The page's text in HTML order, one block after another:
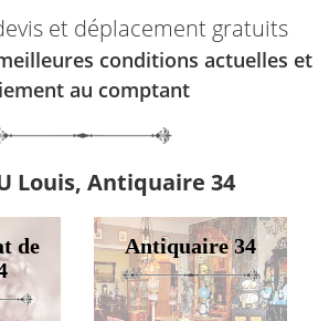
et déplacement gratuits
conditions actuelles et
au comptant
Louis, Antiquaire 34
de
Antiquaire 34